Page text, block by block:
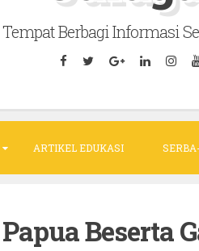
Tempat Berbagi Informasi
ARTIKEL EDUKASI
Beserta